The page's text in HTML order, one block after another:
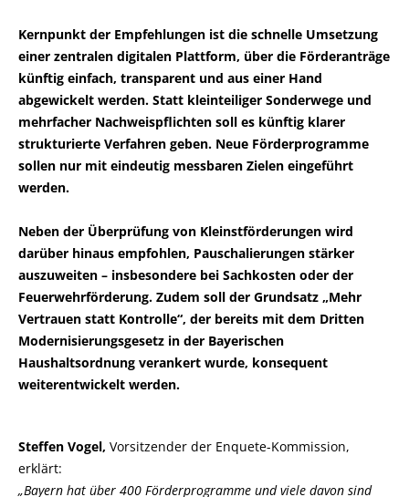
Kernpunkt der Empfehlungen ist die schnelle Umsetzung
einer zentralen digitalen Plattform, über die Förderanträge
künftig einfach, transparent und aus einer Hand
abgewickelt werden. Statt kleinteiliger Sonderwege und
mehrfacher Nachweispflichten soll es künftig klarer
strukturierte Verfahren geben. Neue Förderprogramme
sollen nur mit eindeutig messbaren Zielen eingeführt
werden.
Neben der Überprüfung von Kleinstförderungen wird
darüber hinaus empfohlen, Pauschalierungen stärker
auszuweiten – insbesondere bei Sachkosten oder der
Feuerwehrförderung. Zudem soll der Grundsatz „Mehr
Vertrauen statt Kontrolle“, der bereits mit dem Dritten
Modernisierungsgesetz in der Bayerischen
Haushaltsordnung verankert wurde, konsequent
weiterentwickelt werden.
Steffen Vogel, Vorsitzender der Enquete-Kommission,
erklärt:
Bayern hat über 400 Förderprogramme und viele davon sind